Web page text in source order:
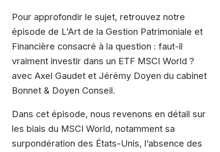
Pour approfondir le sujet, retrouvez notre
épisode de L’Art de la Gestion Patrimoniale et
Financière consacré à la question : faut-il
vraiment investir dans un ETF MSCI World ?
avec Axel Gaudet et Jérémy Doyen du cabinet
Bonnet & Doyen Conseil.
Dans cet épisode, nous revenons en détail sur
les biais du MSCI World, notamment sa
surpondération des États-Unis, l’absence des